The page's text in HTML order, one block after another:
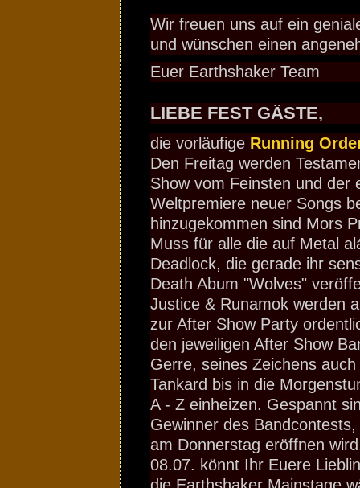
Wir freuen uns auf ein
und wünschen einen
Euer Earthshaker Team
LIEBE FEST GÄSTE,
die vorläufige Running
Den Freitag werden
Show vom Feinsten und der
Weltpremiere neuer Songs
hinzugekommen sind Mors
Muss für alle die auf Metal
Deadlock, die gerade ihr
Death Abum "Wolves"
Justice & Runamok werden
zur After Show Party
den jeweiligen After Show
Gerre, seines Zeichens
Tankard bis in die
A - Z einheizen. Gespannt
Gewinner des
am Donnerstag eröffnen
08.07. könnt Ihr Euere